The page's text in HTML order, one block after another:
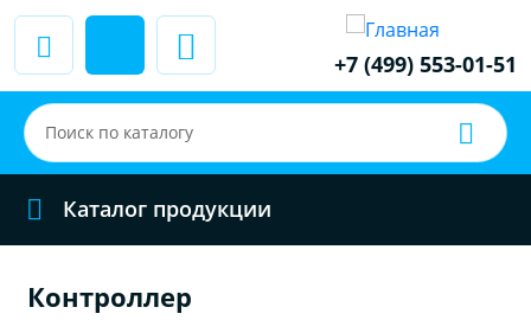
+7 (499) 553-01-51
Каталог продукции
Контроллер